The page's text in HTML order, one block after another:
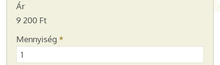
Ár
9 200 Ft
Mennyiség *